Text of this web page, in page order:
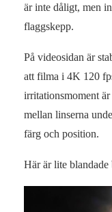
är inte dåligt, men
flaggskepp.
På videosidan är
att filma i 4K 120
irritationsmoment
mellan linserna
färg och position.
Här är lite blandade